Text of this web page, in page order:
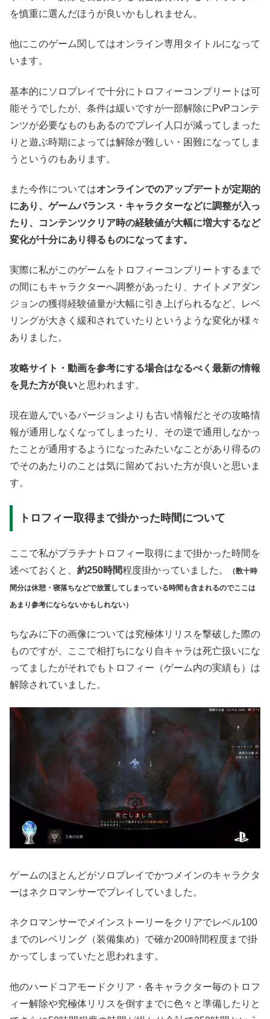
を慎重に選んだほうが良いかもしれません。
他にこのゲーム関してはオンライン専用タイトルになって
います。
基本的にソロプレイで十分にトロフィーコンプリートは可
能そうでしたが、条件は緩いですが一部解除にPvPコンテ
ンツが必要なものもあるのでプレイ人口が減ってしまった
りと遊ぶ時期によっては解除が難しい・困難になってしま
うというのもあります。
また今作についてはオンラインでのアップデートが定期的
にあり、ゲームバランス・キャラクターなどに調整が入っ
たり、コンテンツクリア時の経験値が大幅に増大するなど
変化が十分にあり得るものになってます。
実際に私がこのゲームをトロフィーコンプリートするまで
の間にもキャラクターへ調整があったり、ナイトメアダン
ジョンの獲得経験値量が大幅に引き上げられるなど、レベ
リングが大きく緩和されていたりというような変化が様々
ありました。
攻略サイト・動画を参考にする場合はなるべく最新の情報
を見た方が良いと思われます。
現在遊んでいるバージョンよりも古い情報だとその攻略情
報が通用しなくなってしまったり、その逆で通用しなかっ
たことが通用するようになったみたいなことがあり得るの
でそのあたりのことは気に留めておいた方が良いと思いま
す。
トロフィー取得まで掛かった時間について
ここで私がプラチナトロフィー取得にまで掛かった時間を
述べておくと、 約250時間程度掛かっていました。
（数十時
間分は休憩・寝落ちなどで放置してしまっている時間も含まれるのでここは
あまり参考にならないかもしれない）
ちなみに下の画像については究極体リリスを撃破した際の
ものですが、ここで相打ちになり自キャラは死亡扱いにな
ってましたがそれでもトロフィー（ゲーム内の実績も）は
解除されていました。
ゲームのほとんどがソロプレイでかつメインのキャラクタ
ーはネクロマンサーでプレイしていました。
ネクロマンサーでメインストーリーをクリアでレベル100
までのレベリング（装備集め）で確か200時間程度まで掛
かってしまっていたと思われます。
他のハードコアモードクリア・各キャラクター毎のトロフ
ィー解除や究極体リリスを倒すまでに色々と準備したりと